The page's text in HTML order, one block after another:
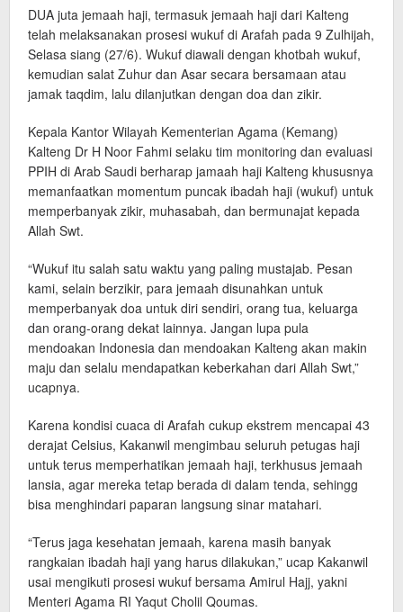
DUA juta jemaah haji, termasuk jemaah haji dari Kalteng
telah melaksanakan prosesi wukuf di Arafah pada 9 Zulhijah,
Selasa siang (27/6). Wukuf diawali dengan khotbah wukuf,
kemudian salat Zuhur dan Asar secara bersamaan atau
jamak taqdim, lalu dilanjutkan dengan doa dan zikir.
Kepala Kantor Wilayah Kementerian Agama (Kemang)
Kalteng Dr H Noor Fahmi selaku tim monitoring dan evaluasi
PPIH di Arab Saudi berharap jamaah haji Kalteng khususnya
memanfaatkan momentum puncak ibadah haji (wukuf) untuk
memperbanyak zikir, muhasabah, dan bermunajat kepada
Allah Swt.
“Wukuf itu salah satu waktu yang paling mustajab. Pesan
kami, selain berzikir, para jemaah disunahkan untuk
memperbanyak doa untuk diri sendiri, orang tua, keluarga
dan orang-orang dekat lainnya. Jangan lupa pula
mendoakan Indonesia dan mendoakan Kalteng akan makin
maju dan selalu mendapatkan keberkahan dari Allah Swt,”
ucapnya.
Karena kondisi cuaca di Arafah cukup ekstrem mencapai 43
derajat Celsius, Kakanwil mengimbau seluruh petugas haji
untuk terus memperhatikan jemaah haji, terkhusus jemaah
lansia, agar mereka tetap berada di dalam tenda, sehingg
bisa menghindari paparan langsung sinar matahari.
“Terus jaga kesehatan jemaah, karena masih banyak
rangkaian ibadah haji yang harus dilakukan,” ucap Kakanwil
usai mengikuti prosesi wukuf bersama Amirul Hajj, yakni
Menteri Agama RI Yaqut Cholil Qoumas.